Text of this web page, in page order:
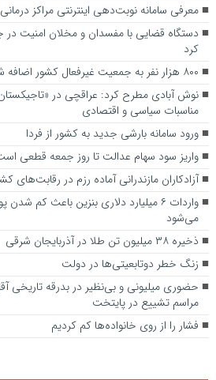
معرفی سامانه نوبت‌دهی اینترنتی مراکز
دستگاه قضایی با مفسدان و مخلان امنیت در
کرد
۸۰۰ هزار نفر به جمعیت غیرفعال کشور اضافه شد
نوش آبادی مطرح کرد: عراقچی در
مناسبات سیاسی و اقتصادی
ورود سامانه بارشی جدید به کشور از فردا
واریز سود سهام عدالت تا روز جمعه قطعی
آزادکاران مازندرانی آماده رزم در رقابت‌های
واردات ۶ میلیارد دلاری بنزین باعث کم
می‌شود
ذخیره ۳۸ میلیون تن طلا در آذربایجان شرقی
زنگ خطر دوتابعیتی‌ها در دولت
مراسم تشییع در پایتخت
فشار را از روی خانواده‌ها کم کردیم